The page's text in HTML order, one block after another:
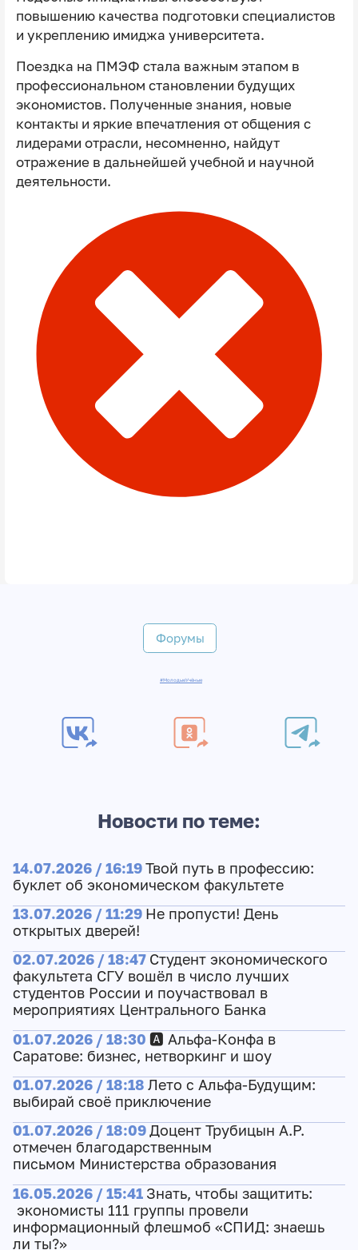
повышению качества подготовки специалистов
и укреплению имиджа университета.
Поездка на ПМЭФ стала важным этапом в
профессиональном становлении будущих
экономистов. Полученные знания, новые
контакты и яркие впечатления от общения с
лидерами отрасли, несомненно, найдут
отражение в дальнейшей учебной и научной
деятельности.
Форумы
#МолодыеУчёные
Новости по теме:
14.07.2026 / 16:19Твой путь в профессию:
буклет об экономическом факультете
13.07.2026 / 11:29 Не пропусти! День
открытых дверей!
02.07.2026 / 18:47 Студент экономического
факультета СГУ вошёл в число лучших
студентов России и поучаствовал в
мероприятиях Центрального Банка
01.07.2026 / 18:30 🅰️ Альфа-Конфа в
Саратове: бизнес, нетворкинг и шоу
01.07.2026 / 18:18 Лето с Альфа-Будущим:
выбирай своё приключение
01.07.2026 / 18:09Доцент Трубицын А.Р.
отмечен благодарственным
письмом Министерства образования
16.05.2026 / 15:41 Знать, чтобы защитить:
экономисты 111 группы провели
информационный флешмоб «СПИД: знаешь
ли ты?»